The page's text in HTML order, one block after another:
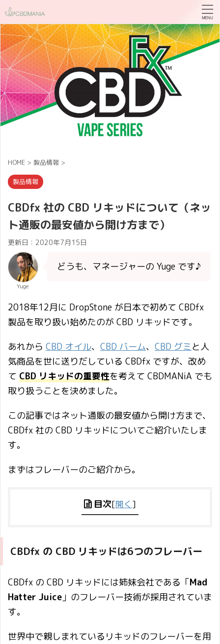
HOME > 製品情報 >
製品情報
CBDfx 社の CBD リキッドについて（ネッ
ト通販の最安値から開け方まで）
更新日： 2020年7月15日
Yuge
どうも、マネージャーの Yuge です♪
2018年12月に DropStone が日本で初めて CBDfx
製品を取り扱い始めたのが CBD リキッドです。
あれから CBD オイル、 CBD バーム、 CBD グミと人
気商品を世に送りだしている CBDfx ですが、改め
て CBD リキッドの重要性を考えて CBDMANiA でも
取り扱うことを決めました。
この記事ではネット通販の最安値から開け方まで、
CBDfx 社の CBD リキッドについてご紹介いたしま
す。
まずはフレーバーのご紹介から。
目次[開く ]
CBDfx の CBD リキッドは6つのフレーバー
CBDfx の CBD リキッドには姉妹会社である「Mad
Hatter Juice 」のフレーバー技術が採用されていま
す。
世界中で親しまれているリキッドのフレーバーを用